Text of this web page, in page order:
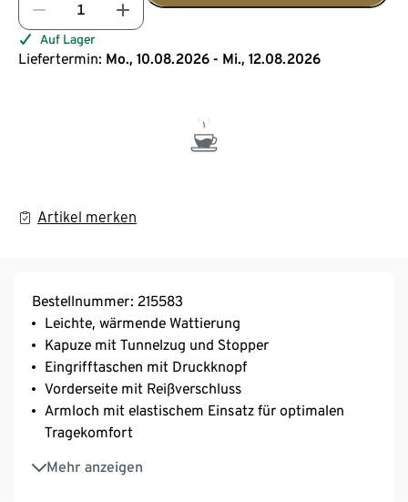
Auf Lager
Liefertermin: Mo., 10.08.2026 - Mi., 12.08.2026
Artikel merken
Bestellnummer: 215583
Leichte, wärmende Wattierung
Kapuze mit Tunnelzug und Stopper
Eingrifftaschen mit Druckknopf
Vorderseite mit Reißverschluss
Armloch mit elastischem Einsatz für optimalen
Tragekomfort
Mehr anzeigen
Wiener Nähte für eine feminine Silhouette
Moderner Leo-Alloverprint